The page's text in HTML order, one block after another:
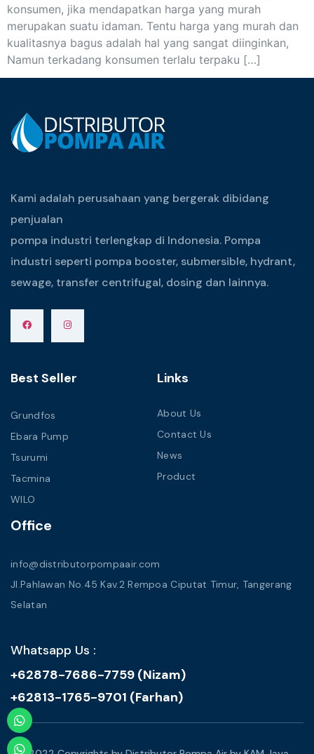
konsumen, jika mendapatkan harga yang murah
merupakan suatu idaman. Tentu harga yang murah dan
kualitasnya bagus adalah hal yang sangat diinginkan,
Namun terkadang konsumen terlalu terpaku […]
Kami adalah perusahaan yang bergerak dibidang
penjualan
pompa industri terlengkap di Indonesia. Pompa
industri seperti pompa booster, submersible, hydrant,
sewage, transfer centrifugal, dosing dan lainnya.
Best Seller
Grundfos
Ebara Pump
Tsurumi
Tacmina
WILO
Links
About Us
Contact Us
News
Product
Office
info@distributorpompaair.com
Jl.Pahlawan No.45 Kav.2 Rempoa Ciputat Timur, Tangerang
Selatan
Whatsapp Us :
+62878-7686-7759 (Nizam)
+62813-1765-9701 (Farhan)